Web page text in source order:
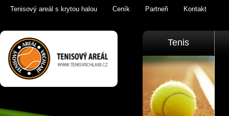
Tenisový areál s krytou halou Ceník Partneři Kontakt
Tenis Vrchlabí
golfový trenažér,
sauna,
KrkonošeTenis
Tenis